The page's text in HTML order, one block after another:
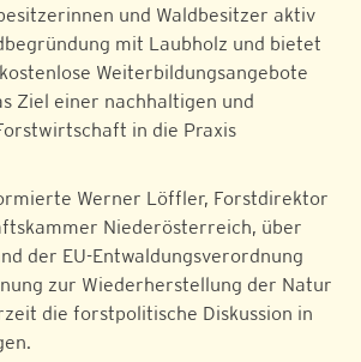
und Waldbesitzer aktiv
mit Laubholz und bietet
Weiterbildungsangebote
Ziel einer nachhaltigen und
in die Praxis
Werner Löffler, Forstdirektor
Niederösterreich, über
der EU-Entwaldungsverordnung
zur Wiederherstellung der Natur
die forstpolitische Diskussion in